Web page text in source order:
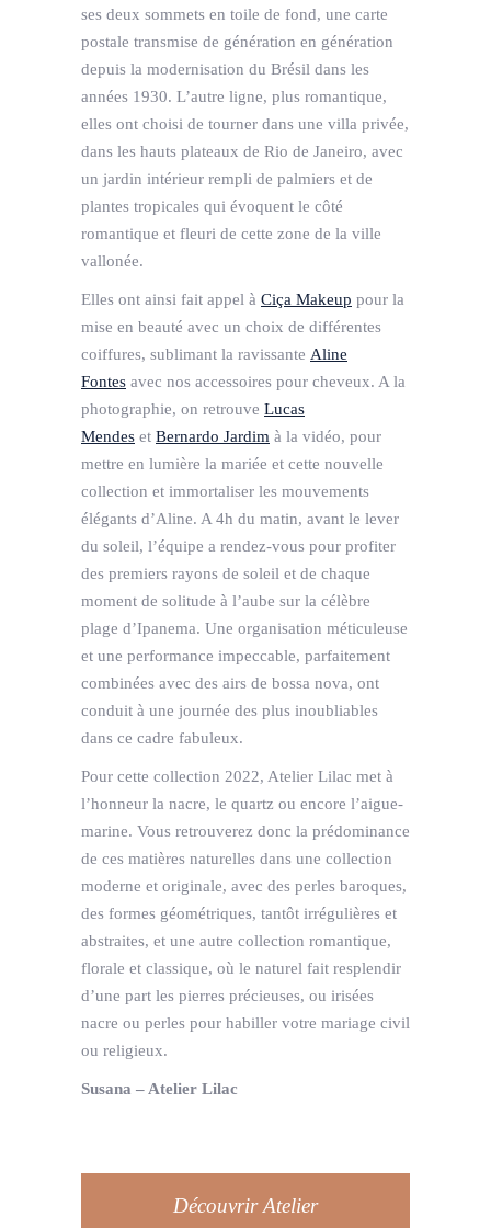
ses deux sommets en toile de fond, une carte
postale transmise de génération en génération
depuis la modernisation du Brésil dans les
années 1930. L’autre ligne, plus romantique,
elles ont choisi de tourner dans une villa privée,
dans les hauts plateaux de Rio de Janeiro, avec
un jardin intérieur rempli de palmiers et de
plantes tropicales qui évoquent le côté
romantique et fleuri de cette zone de la ville
vallonée.
Elles ont ainsi fait appel à Ciça Makeup pour la
mise en beauté avec un choix de différentes
coiffures, sublimant la ravissante Aline
Fontes avec nos accessoires pour cheveux. A la
photographie, on retrouve Lucas
Mendes et Bernardo Jardim à la vidéo, pour
mettre en lumière la mariée et cette nouvelle
collection et immortaliser les mouvements
élégants d’Aline. A 4h du matin, avant le lever
du soleil, l’équipe a rendez-vous pour profiter
des premiers rayons de soleil et de chaque
moment de solitude à l’aube sur la célèbre
plage d’Ipanema. Une organisation méticuleuse
et une performance impeccable, parfaitement
combinées avec des airs de bossa nova, ont
conduit à une journée des plus inoubliables
dans ce cadre fabuleux.
Pour cette collection 2022, Atelier Lilac met à
l’honneur la nacre, le quartz ou encore l’aigue-
marine. Vous retrouverez donc la prédominance
de ces matières naturelles dans une collection
moderne et originale, avec des perles baroques,
des formes géométriques, tantôt irrégulières et
abstraites, et une autre collection romantique,
florale et classique, où le naturel fait resplendir
d’une part les pierres précieuses, ou irisées
nacre ou perles pour habiller votre mariage civil
ou religieux.
Susana – Atelier Lilac
Découvrir Atelier